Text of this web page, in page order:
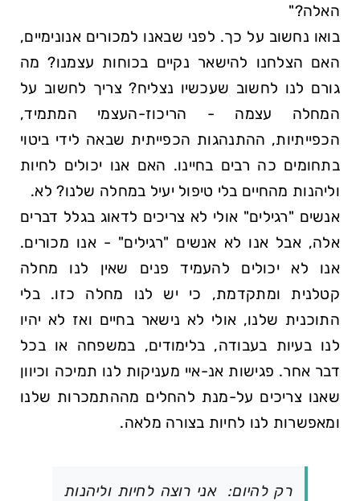
האלה?
בואו נחשוב על כך. לפני שבאנו למכורים אנונימיים,
האם הצלחנו להישאר נקיים בכוחות עצמנו? מה
גורם לנו לחשוב שעכשיו נצליח? צריך לחשוב על
המחלה עצמה - הריכוז-העצמי המתמיד,
הכפייתיות, ההתנהגות הכפייתית שבאה לידי ביטוי
בתחומים כה רבים בחיינו. האם אנו יכולים לחיות
וליהנות מהחיים בלי טיפול יעיל במחלה שלנו? לא.
אנשים
רגילים
אולי לא צריכים לדאוג בגלל דברים
אלה, אבל אנו לא אנשים
רגילים
- אנו מכורים.
אנו לא יכולים להעמיד פנים שאין לנו מחלה
קטלנית ומתקדמת, כי יש לנו מחלה כזו. בלי
התוכנית שלנו, אולי לא נישאר בחיים ואז לא יהיו
לנו בעיות בעבודה, בלימודים, במשפחה או בכל
דבר אחר. פגישות אנ-איי מעניקות לנו תמיכה וכיוון
שאנו צריכים על-מנת להחלים מההתמכרות שלנו
ומאפשרות לנו לחיות בצורה מלאה.
רק להיום: אני רוצה לחיות וליהנות